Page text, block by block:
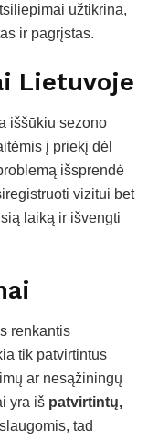
užtikrina,
ir pagrįstas.
Lietuvoje
iššūkiu sezono
į priekį dėl
išsprendė
vizitui bet
laiką ir išvengti
renkantis
tik patvirtintus
ar nesąžiningų
yra iš patvirtintų,
tad